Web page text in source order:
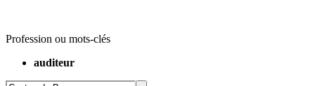
Profession ou mots-clés
auditeur